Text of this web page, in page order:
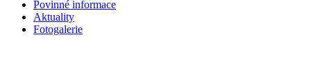
Povinné informace
Aktuality
Fotogalerie